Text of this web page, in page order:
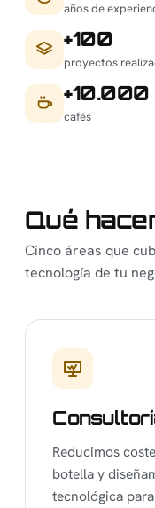
años de
+100
proyectos
+10.000
cafés
Qué
Cinco áreas que
tecnología de tu
Reducimos
botella y
tecnológica